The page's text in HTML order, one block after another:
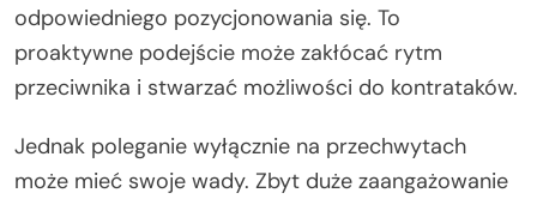
odpowiedniego pozycjonowania się. To
proaktywne podejście może zakłócać rytm
przeciwnika i stwarzać możliwości do kontrataków.
Jednak poleganie wyłącznie na przechwytach
może mieć swoje wady. Zbyt duże zaangażowanie